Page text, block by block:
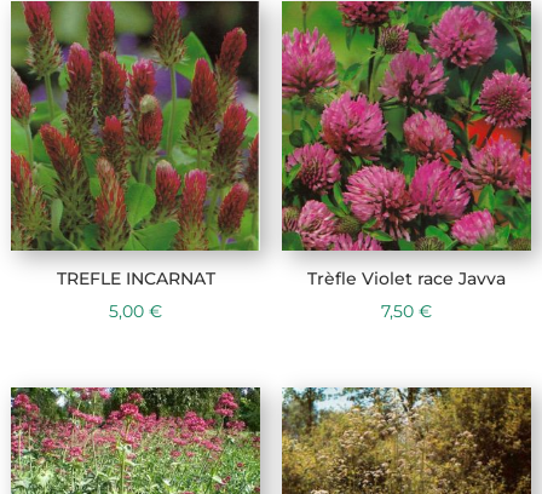
TREFLE INCARNAT
5,00€
Trèfle Violet race Javva
7,50 €